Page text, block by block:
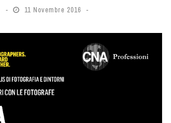
11 Novembre 2016